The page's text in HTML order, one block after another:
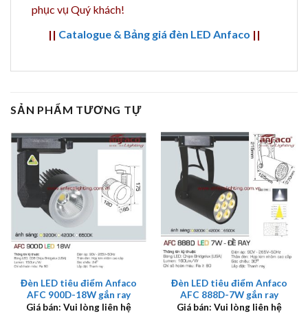
phục vụ Quý khách!
|| Catalogue & Bảng giá đèn LED Anfaco ||
SẢN PHẨM TƯƠNG TỰ
Đèn LED tiêu điểm Anfaco
AFC 900D-18W gắn ray
Giá bán: Vui lòng liên hệ
Đèn LED tiêu điểm Anfaco
AFC 888D-7W gắn ray
Giá bán: Vui lòng liên hệ